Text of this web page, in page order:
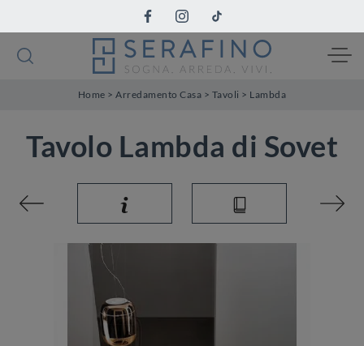
Home >Arredamento Casa > Tavoli > Lambda
Tavolo Lambda di Sovet